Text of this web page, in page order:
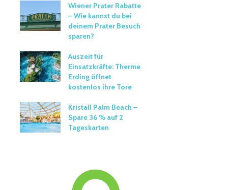
Wiener Prater Rabatte
– Wie kannst du bei
deinem Prater Besuch
sparen?
Auszeit für
Einsatzkräfte: Therme
Erding öffnet
kostenlos ihre Tore
Kristall Palm Beach –
Spare 36 % auf 2
Tageskarten